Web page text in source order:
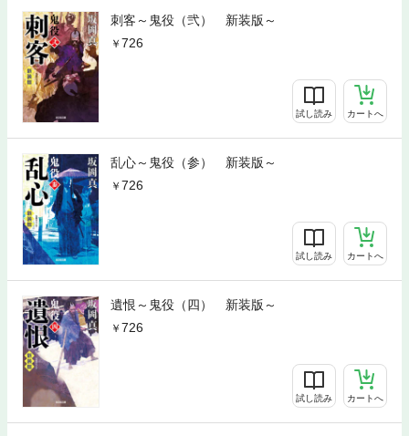
刺客～鬼役（弐） 新装版～
726
試し読み カートへ
乱心～鬼役（参） 新装版～
726
試し読み カートへ
遺恨～鬼役（四） 新装版～
726
試し読み カートへ